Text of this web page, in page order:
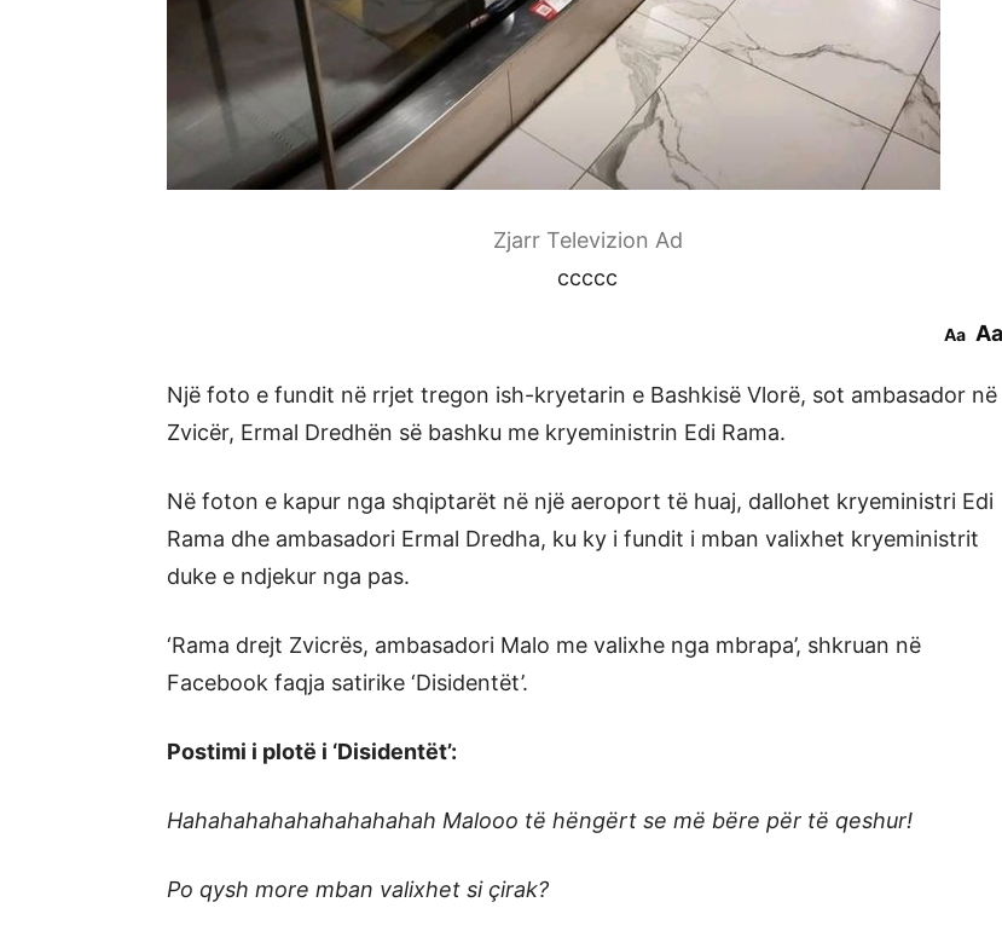
Zjarr Televizion Ad
ccccc
Aa Aa
Një foto e fundit në rrjet tregon ish-kryetarin e Bashkisë Vlorë, sot ambasador në
Zvicër, Ermal Dredhën së bashku me kryeministrin Edi Rama.
Në foton e kapur nga shqiptarët në një aeroport të huaj, dallohet kryeministri Edi
Rama dhe ambasadori Ermal Dredha, ku ky i fundit i mban valixhet kryeministrit
duke e ndjekur nga pas.
‘Rama drejt Zvicrës, ambasadori Malo me valixhe nga mbrapa’, shkruan në
Facebook faqja satirike ‘Disidentët’.
Postimi i plotë i ‘Disidentët’:
Hahahahahahahahahahah Malooo të hëngërt se më bëre për të qeshur!
Po qysh more mban valixhet si çirak?